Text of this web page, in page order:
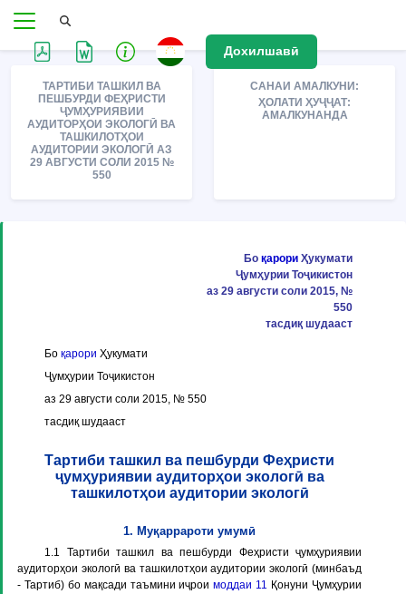
Дохилшавӣ
ТАРТИБИ ТАШКИЛ ВА
ПЕШБУРДИ ФЕҲРИСТИ
ҶУМҲУРИЯВИИ
АУДИТОРҲОИ ЭКОЛОГӢ ВА
ТАШКИЛОТҲОИ
АУДИТОРИИ ЭКОЛОГӢ АЗ
29 АВГУСТИ СОЛИ 2015 №
550
САНАИ АМАЛКУНИ:
ҲОЛАТИ ҲУҶҶАТ:
АМАЛКУНАНДА
Бо қарори Ҳукумати
Ҷумҳурии Тоҷикистон
аз 29 августи соли 2015, №
550
тасдиқ шудааст
Бо қарори Ҳукумати
Ҷумҳурии Тоҷикистон
аз 29 августи соли 2015, № 550
тасдиқ шудааст
Тартиби ташкил ва пешбурди Феҳристи
ҷумҳуриявии аудиторҳои экологӣ ва
ташкилотҳои аудитории экологӣ
1. Муқаррароти умумӣ
1.1 Тартиби ташкил ва пешбурди Феҳристи ҷумҳуриявии
аудиторҳои экологӣ ва ташкилотҳои аудитории экологӣ (минбаъд
- Тартиб) бо мақсади таъмини иҷроимоддаи 11 Қонуни Ҷумҳурии